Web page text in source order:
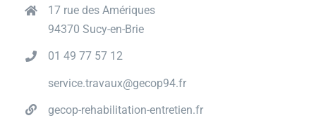
17 rue des Amériques
94370 Sucy-en-Brie
01 49 77 57 12
service.travaux@gecop94.fr
gecop-rehabilitation-entretien.fr